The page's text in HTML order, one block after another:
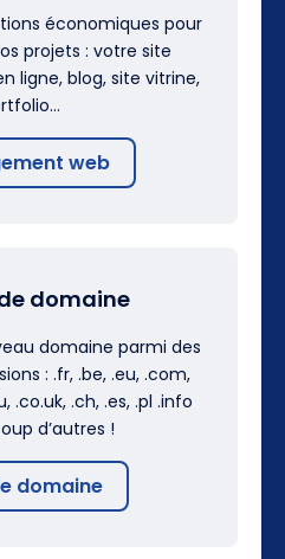
économiques pour
projets : votre site
ligne, blog, site vitrine,
web
domaine
domaine parmi des
: .fr, .be, .eu, .com,
.co.uk, .ch, .es, .pl .info
d’autres !
domaine